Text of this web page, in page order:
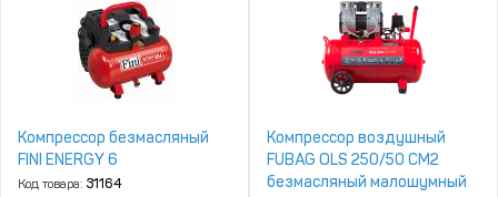
Компрессор безмасляный
FINI ENERGY 6
Код товара: 31164
Компрессор воздушный
FUBAG OLS 250/50 CM2
безмасляный малошумный